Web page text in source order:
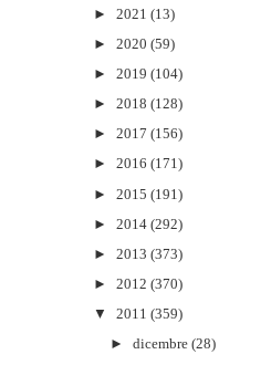
► 2021 (13)
► 2020 (59)
► 2019 (104)
► 2018 (128)
► 2017 (156)
► 2016 (171)
► 2015 (191)
► 2014 (292)
► 2013 (373)
► 2012 (370)
▼
2011 (359)
►dicembre (28)